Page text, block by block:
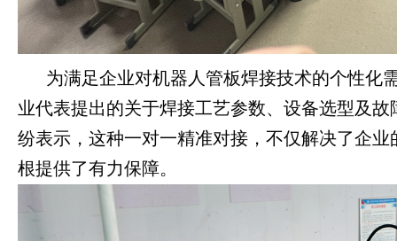
为满足企业对机器人管板焊接技术的个性化
业代表提出的关于焊接工艺参数、设备选型及
纷表示，这种一对一精准对接，不仅解决了企
根提供了有力保障。